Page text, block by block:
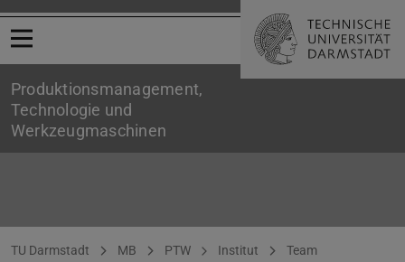
Menü öffnen
Produktionsmanagement,
Technologie und
Werkzeugmaschinen
Sie befinden sich hier:
TU Darmstadt MB PTW Institut Team